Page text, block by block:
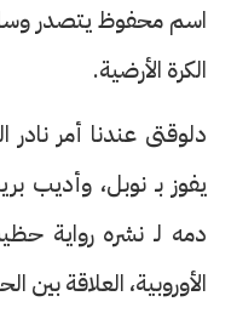
اسم محفوظ يتصدر
الكرة الأرضية.
دلوقتى عندنا أمر
يفوز بـ نوبل، وأديب
دمه لـ نشره رواية
الأوروبية، العلاقة بين